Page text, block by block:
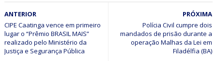
Polícia Militar participa de aniversário infantil em Senhor
do Bonfim (BA)
PRÓXIMA
Polícia Civil cumpre dois
mandados de prisão durante a
operação Malhas da Lei em
Filadélfia (BA)
ANTERIOR
CIPE Caatinga vence em primeiro
lugar o “Prêmio BRASIL MAIS”
realizado pelo Ministério da
Justiça e Segurança Pública